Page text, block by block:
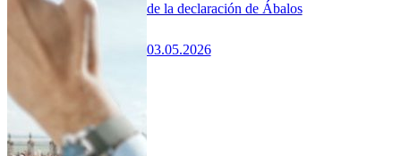
de la declaración de Ábalos
03.05.2026